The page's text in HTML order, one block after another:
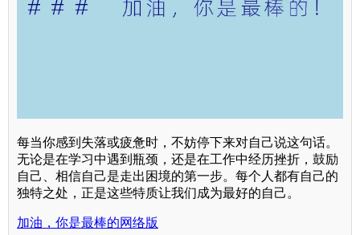
每当你感到失落或疲惫时，不妨停下来对自己说这句话。
无论是在学习中遇到瓶颈，还是在工作中经历挫折，鼓励
自己、相信自己是走出困境的第一步。每个人都有自己的
独特之处，正是这些特质让我们成为最好的自己。
加油，你是最棒的网络版